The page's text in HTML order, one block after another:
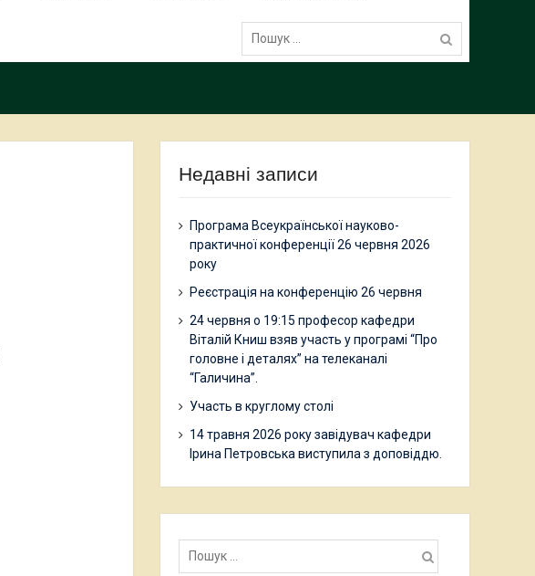
Пошук:
Недавні записи
Програма Всеукраїнської науково-
практичної конференції 26 червня 2026
року
Реєстрація на конференцію 26 червня
24 червня о 19:15 професор кафедри
Віталій Книш взяв участь у програмі “Про
головне і деталях” на телеканалі
“Галичина”.
Участь в круглому столі
14 травня 2026 року завідувач кафедри
Ірина Петровська виступила з доповіддю.
Пошук: